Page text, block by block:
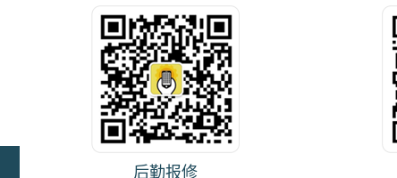
后勤报修